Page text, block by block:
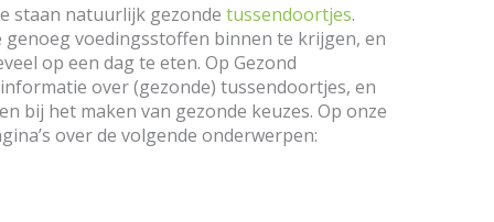
staan natuurlijk gezonde tussendoortjes.
voedingsstoffen binnen te krijgen, en
op een dag te eten. Op Gezond
over (gezonde) tussendoortjes, en
bij het maken van gezonde keuzes. Op onze
over de volgende onderwerpen: